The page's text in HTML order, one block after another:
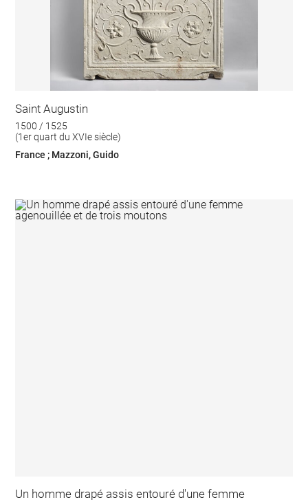
Saint Augustin
1500 / 1525
(1er quart du XVIe siècle)
France ; Mazzoni, Guido
Un homme drapé assis entouré d'une femme